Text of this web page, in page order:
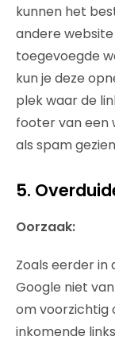
kunnen het
andere
toegevoegde
kun je deze
plek waar de
footer van een
als spam
5.
Oorzaak:
Zoals eerder
Google niet
om voorzichtig
inkomende